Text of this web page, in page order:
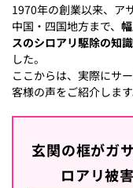
1970年の創業以来、ア
中国・四国地方まで、
スのシロアリ駆除の知
した。
ここからは、実際にサ
客様の声をご紹介します
玄関の框がガ
ロアリ被